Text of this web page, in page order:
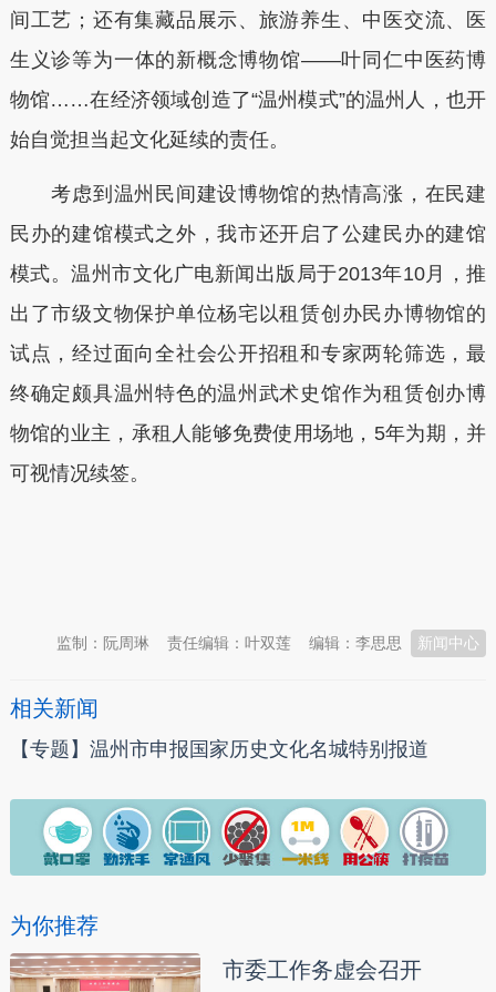
间工艺；还有集藏品展示、旅游养生、中医交流、医
生义诊等为一体的新概念博物馆——叶同仁中医药博
物馆……在经济领域创造了“温州模式”的温州人，也开
始自觉担当起文化延续的责任。
考虑到温州民间建设博物馆的热情高涨，在民建
民办的建馆模式之外，我市还开启了公建民办的建馆
模式。温州市文化广电新闻出版局于2013年10月，推
出了市级文物保护单位杨宅以租赁创办民办博物馆的
试点，经过面向全社会公开招租和专家两轮筛选，最
终确定颇具温州特色的温州武术史馆作为租赁创办博
物馆的业主，承租人能够免费使用场地，5年为期，并
可视情况续签。
新闻中心
编辑：李思思
责任编辑：叶双莲
监制：阮周琳
相关新闻
【专题】温州市申报国家历史文化名城特别报道
为你推荐
市委工作务虚会召开